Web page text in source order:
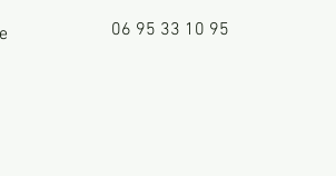
06 95 33 10 95